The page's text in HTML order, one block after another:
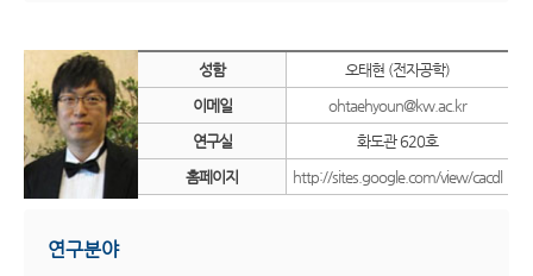
성함
오태현 (전자공학)
이메일
ohtaehyoun@kw.ac.kr
연구실
화도관 620호
홈페이지
http://sites.google.com/view/cacdl
연구분야